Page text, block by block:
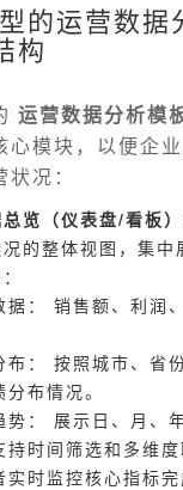
的运营数据
构
运营数据分析模
心模块，以便企
况：
览（仪表盘/看板）
的整体视图，集中
据： 销售额、利润
布： 按照城市、省
布情况。
势： 展示日、月、
持时间筛选和多维
实时监控核心指标